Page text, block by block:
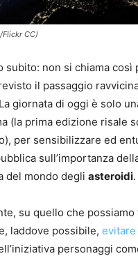
CC)
subito: non si chiama così
il passaggio
giornata di oggi è solo
(la prima edizione risale
per sensibilizzare ed
sull’importanza
del mondo degli asteroidi.
su quello che
laddove possibile,
personaggi